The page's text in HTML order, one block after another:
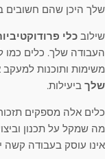
שלך היכן שהם חשובים
שילוב כלי
העבודה שלך. כלים כמו
משימות ותוכנות
שלך ביעילות.
כלים אלה מספקים
מה שמקל על תכנון
אינו עוסק בעבודה קשה